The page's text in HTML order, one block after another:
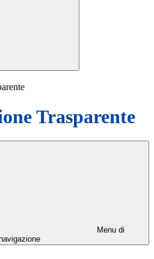
Trasparente
Menu di